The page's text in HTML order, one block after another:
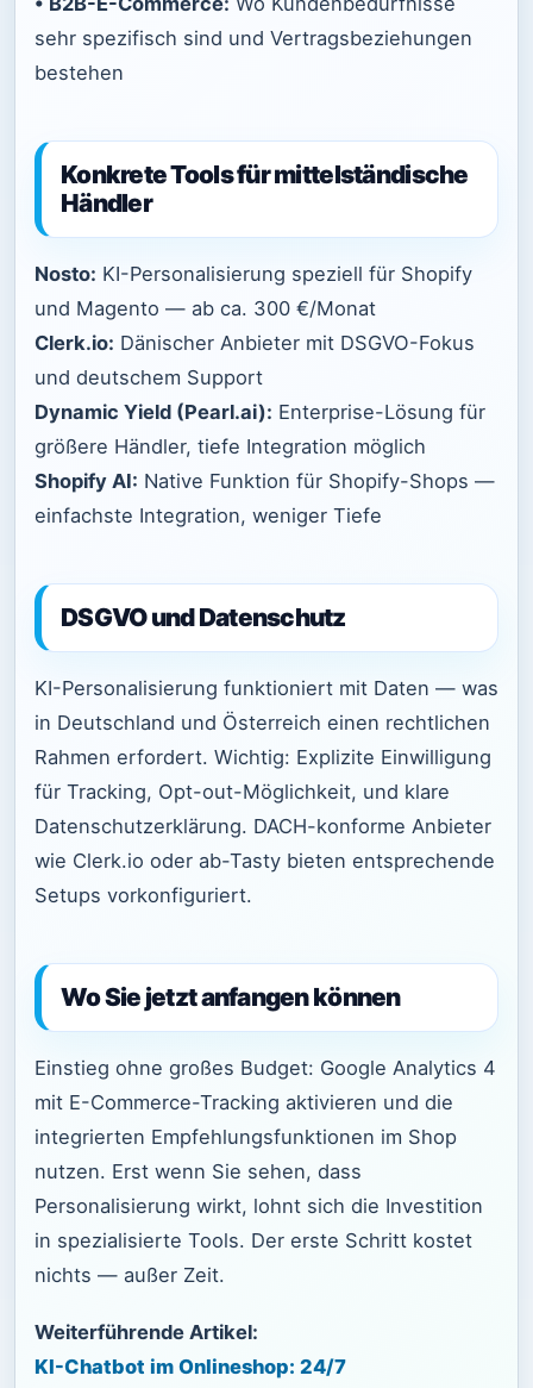
sehr spezifisch sind und Vertragsbeziehungen
bestehen
Konkrete Tools für mittelständische
Händler
Nosto: KI-Personalisierung speziell für Shopify
und Magento — ab ca. 300 €/Monat
Clerk.io: Dänischer Anbieter mit DSGVO-Fokus
und deutschem Support
Dynamic Yield (Pearl.ai): Enterprise-Lösung für
größere Händler, tiefe Integration möglich
Shopify AI: Native Funktion für Shopify-Shops —
einfachste Integration, weniger Tiefe
DSGVO und Datenschutz
KI-Personalisierung funktioniert mit Daten — was
in Deutschland und Österreich einen rechtlichen
Rahmen erfordert. Wichtig: Explizite Einwilligung
für Tracking, Opt-out-Möglichkeit, und klare
Datenschutzerklärung. DACH-konforme Anbieter
wie Clerk.io oder ab-Tasty bieten entsprechende
Setups vorkonfiguriert.
Wo Sie jetzt anfangen können
Einstieg ohne großes Budget: Google Analytics 4
mit E-Commerce-Tracking aktivieren und die
integrierten Empfehlungsfunktionen im Shop
nutzen. Erst wenn Sie sehen, dass
Personalisierung wirkt, lohnt sich die Investition
in spezialisierte Tools. Der erste Schritt kostet
nichts — außer Zeit.
Weiterführende Artikel:
KI-Chatbot im Onlineshop: 24/7